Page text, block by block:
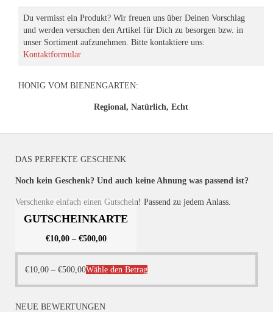
Du vermisst ein Produkt? Wir freuen uns über Deinen Vorschlag
und werden versuchen den Artikel für Dich zu besorgen bzw. in
unser Sortiment aufzunehmen. Bitte kontaktiere uns:
Kontaktformular
HONIG VOM BIENENGARTEN:
Regional, Natürlich, Echt
DAS PERFEKTE GESCHENK
Noch kein Geschenk? Und auch keine Ahnung was passend ist?
Verschenke einfach einen Gutschein! Passend zu jedem Anlass.
GUTSCHEINKARTE
€10,00– €500,00
€10,00 – €500,00Wähle den BetragDieses
Produkt
NEUE BEWERTUNGEN